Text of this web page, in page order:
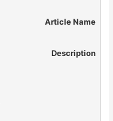
Article Name
Description